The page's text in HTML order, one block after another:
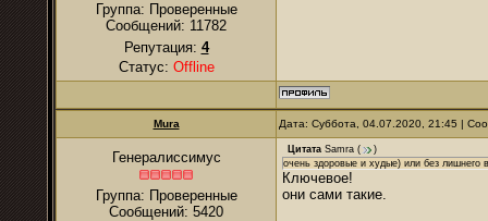
Группа: Проверенные
Сообщений: 11782
Репутация: 4
Статус: Offline
Mura Дата: Суббота, 04.07.2020, 21:45 |
Генералиссимус
Группа: Проверенные
Сообщений: 5420
Цитата Samra (
)
очень здоровые и худые) или без лишнего
Ключевое!
они сами такие.